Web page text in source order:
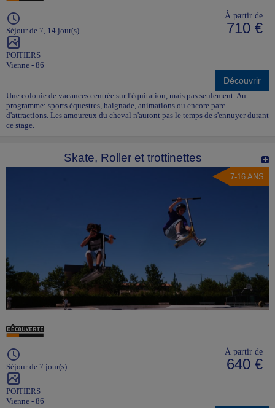
Séjour de 7, 14 jour(s)
POITIERS
Vienne - 86
À partir de
710 €
Découvrir
Une colonie de vacances centrée sur l'équitation, mais pas seulement. Au
programme: sports équestres, baignade, animations ou encore parc
d'attractions. Les amoureux du cheval n'auront pas le temps de s'ennuyer durant
ce stage.
Skate, Roller et trottinettes
7-16 ANS
Séjour de 7 jour(s)
POITIERS
Vienne - 86
À partir de
640 €